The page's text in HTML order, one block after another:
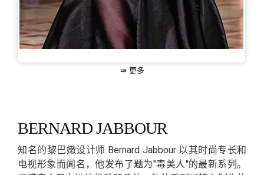
⇛ 更多
BERNARD JABBOUR
知名的黎巴嫩设计师 Bernard Jabbour 以其时尚专长和
电视形象而闻名，他发布了题为"毒美人"的最新系列。